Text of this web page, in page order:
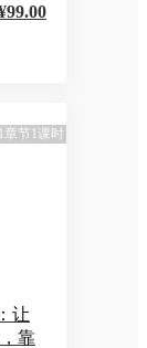
章节1课时
让
靠